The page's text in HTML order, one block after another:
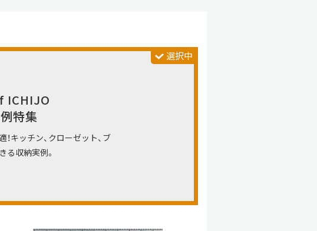
ICHIJO
特集
キッチン、クローゼット、ブ
る収納実例。